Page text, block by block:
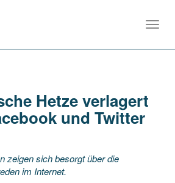
Hetze verlagert
und Twitter
zeigen sich besorgt über die
im Internet.